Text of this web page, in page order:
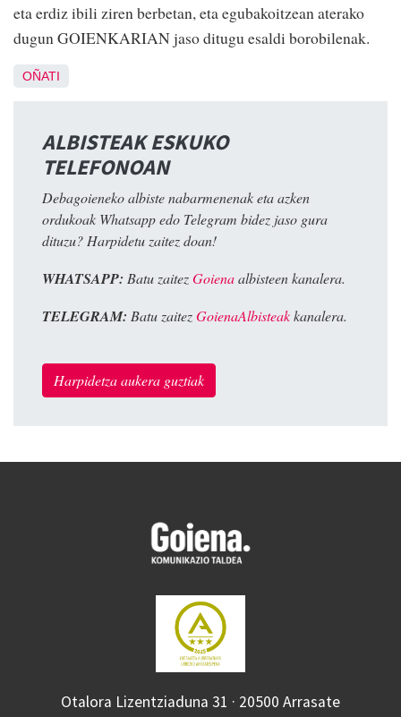
eta erdiz ibili ziren berbetan, eta egubakoitzean aterako
dugun GOIENKARIAN jaso ditugu esaldi borobilenak.
OÑATI
ALBISTEAK ESKUKO
TELEFONOAN
Debagoieneko albiste nabarmenenak eta azken
ordukoak Whatsapp edo Telegram bidez jaso gura
dituzu? Harpidetu zaitez doan!
WHATSAPP: Batu zaitezGoienaalbisteen kanalera.
TELEGRAM: Batu zaitezGoienaAlbisteakkanalera.
Harpidetza aukera guztiak
Otalora Lizentziaduna 31 · 20500 Arrasate